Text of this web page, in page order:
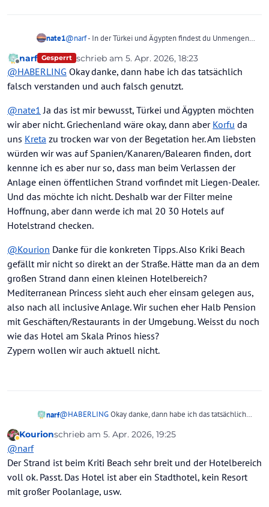
nate1@narf- In der Türkei und Ägypten findest du Unmengen
und Liegen und Schirme inklusive sind. Auch Hotels in der
Türkei in den hinteren Reihen bieten meist Zugang zu
einem Strand mit gebührenfreien Liegen/Schirmen, der
ebenfalls viele Hotels direkt am Strand, die das anbieten.
Du solltest aber vor einer Buchung immer erst die genaue
Hotelbeschreibung der Veranstalter lesen, ob es auch
explizit so erwähnt wird.
Offline
narf Gesperrt schrieb am 5. Apr. 2026, 18:23
zuletzt editiert von
@HABERLING Okay danke, dann habe ich das tatsächlich
falsch verstanden und auch falsch genutzt.
@nate1 Ja das ist mir bewusst, Türkei und Ägypten möchten
wir aber nicht. Griechenland wäre okay, dann aber Korfu da
uns Kreta zu trocken war von der Begetation her. Am liebsten
würden wir was auf Spanien/Kanaren/Balearen finden, dort
kennne ich es aber nur so, dass man beim Verlassen der
Anlage einen öffentlichen Strand vorfindet mit Liegen-Dealer.
Und das möchte ich nicht. Deshalb war der Filter meine
Hoffnung, aber dann werde ich mal 20 30 Hotels auf
Hotelstrand checken.
@Kourion Danke für die konkreten Tipps. Also Kriki Beach
gefällt mir nicht so direkt an der Straße. Hätte man da an dem
großen Strand dann einen kleinen Hotelbereich?
Mediterranean Princess sieht auch eher einsam gelegen aus,
also nach all inclusive Anlage. Wir suchen eher Halb Pension
mit Geschäften/Restaurants in der Umgebung. Weisst du noch
wie das Hotel am Skala Prinos hiess?
Zypern wollen wir auch aktuell nicht.
narf@HABERLINGOkay danke, dann habe ich das tatsächlich
@nate1 Ja das ist mir bewusst, Türkei und Ägypten möchten
uns Kreta zu trocken war von der Begetation her. Am
liebsten würden wir was auf Spanien/Kanaren/Balearen
finden, dort kennne ich es aber nur so, dass man beim
Verlassen der Anlage einen öffentlichen Strand vorfindet
@KourionDanke für die konkreten Tipps. Also Kriki Beach
gefällt mir nicht so direkt an der Straße. Hätte man da an
dem großen Strand dann einen kleinen Hotelbereich?
Mediterranean Princess sieht auch eher einsam gelegen aus,
Abwesend
Kourionschrieb am 5. Apr. 2026, 19:25
zuletzt editiert von Kourion4. Mai 2026, 20:07
@narf
Der Strand ist beim Kriti Beach sehr breit und der Hotelbereich
voll ok. Passt. Das Hotel ist aber ein Stadthotel, kein Resort
mit großer Poolanlage, usw.